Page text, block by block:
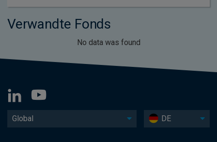
Verwandte Fonds
No data was found
Global DE